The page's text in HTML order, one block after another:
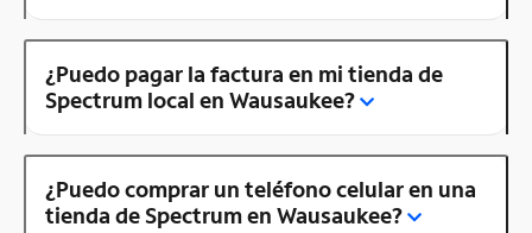
¿Puedo pagar la factura en mi tienda de
Spectrum local en Wausaukee?
¿Puedo comprar un teléfono celular en una
tienda de Spectrum en Wausaukee?